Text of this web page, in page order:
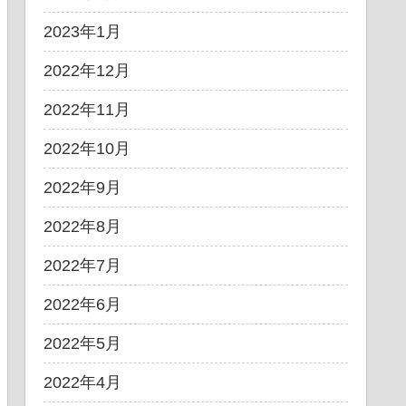
2023年1月
2022年12月
2022年11月
2022年10月
2022年9月
2022年8月
2022年7月
2022年6月
2022年5月
2022年4月